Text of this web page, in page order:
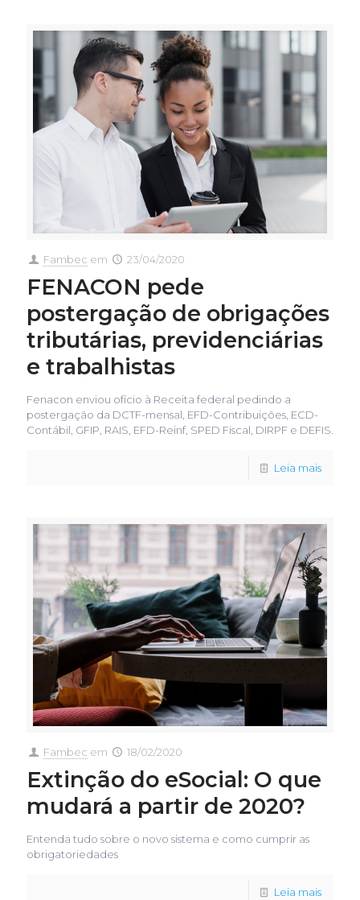
Fambec em 23/04/2020
FENACON pede
postergação de obrigações
tributárias, previdenciárias
e trabalhistas
Fenacon enviou ofício à Receita federal pedindo a
postergação da DCTF-mensal, EFD-Contribuições, ECD-
Contábil, GFIP, RAIS, EFD-Reinf, SPED Fiscal, DIRPF e DEFIS.
Leia mais
Fambec em 18/02/2020
Extinção do eSocial: O que
mudará a partir de 2020?
Entenda tudo sobre o novo sistema e como cumprir as
obrigatoriedades
Leia mais